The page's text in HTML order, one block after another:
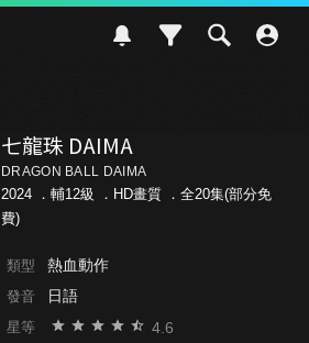
七龍珠 DAIMA
DRAGON BALL DAIMA
2024 ． 輔12級
．HD畫質 ．全20集(部分免
費)
類型 熱血動作
發音 日語
星等 4.6